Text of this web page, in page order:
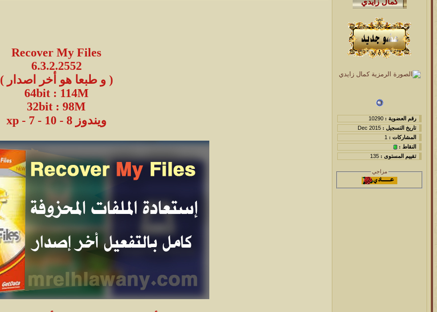
رقم العضوية : 10290
تاريخ التسجيل : Dec 2015
المشاركات : 1
النقاط :
تقييم المستوى : 135
مزاجي
Recover My Files
6.3.2.2552
( و طبعا هو أخر اصدار )
64bit : 114M
32bit : 98M
ويندوز xp - 7 - 10 - 8